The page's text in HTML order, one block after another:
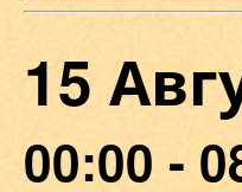
15
00:00 -